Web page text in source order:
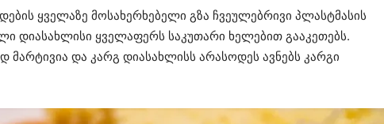
ყველაზე მოსახერხებელი გზა ჩვეულებრივი პლასტმასის
დიასახლისი ყველაფერს საკუთარი ხელებით გააკეთებს.
მარტივია და კარგ დიასახლისს არასოდეს ავნებს კარგი